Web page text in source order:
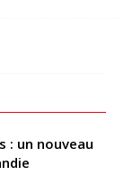
: un nouveau